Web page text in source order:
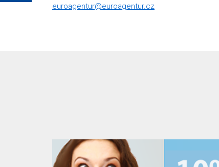
euroagentur@euroagentur.cz